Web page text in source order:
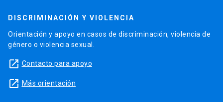
DISCRIMINACIÓN Y VIOLENCIA
Orientación y apoyo en casos de discriminación, violencia de
género o violencia sexual.
launch Contacto para apoyo
launch Más orientación